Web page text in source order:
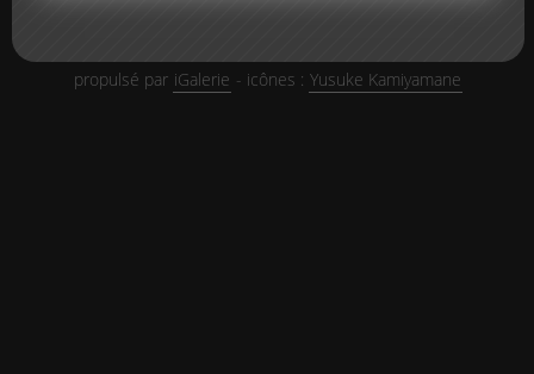
propulsé par iGalerie - icônes : Yusuke Kamiyamane